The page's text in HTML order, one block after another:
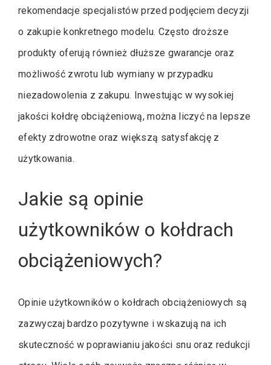
rekomendacje specjalistów przed podjęciem decyzji
o zakupie konkretnego modelu. Często droższe
produkty oferują również dłuższe gwarancje oraz
możliwość zwrotu lub wymiany w przypadku
niezadowolenia z zakupu. Inwestując w wysokiej
jakości kołdrę obciążeniową, można liczyć na lepsze
efekty zdrowotne oraz większą satysfakcję z
użytkowania.
Jakie są opinie
użytkowników o kołdrach
obciążeniowych?
Opinie użytkowników o kołdrach obciążeniowych są
zazwyczaj bardzo pozytywne i wskazują na ich
skuteczność w poprawianiu jakości snu oraz redukcji